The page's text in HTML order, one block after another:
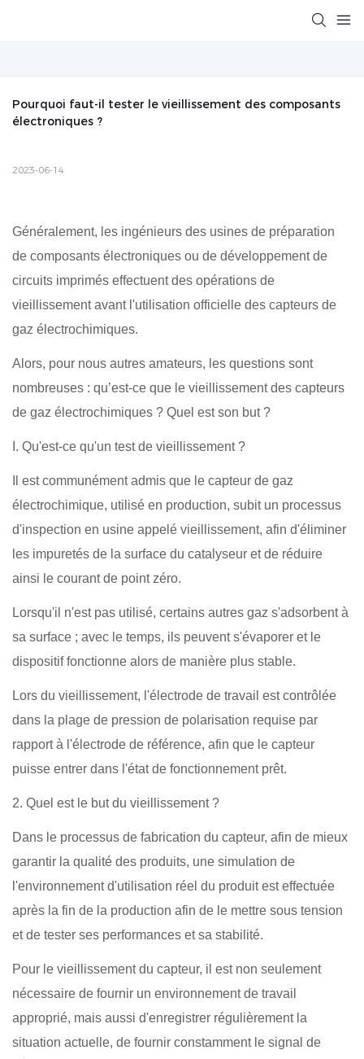
Pourquoi faut-il tester le vieillissement des composants
électroniques ?
2023-06-14
Généralement, les ingénieurs des usines de préparation
de composants électroniques ou de développement de
circuits imprimés effectuent des opérations de
vieillissement avant l'utilisation officielle des capteurs de
gaz électrochimiques.
Alors, pour nous autres amateurs, les questions sont
nombreuses : qu’est-ce que le vieillissement des capteurs
de gaz électrochimiques ? Quel est son but ?
I. Qu'est-ce qu'un test de vieillissement ?
Il est communément admis que le capteur de gaz
électrochimique, utilisé en production, subit un processus
d'inspection en usine appelé vieillissement, afin d'éliminer
les impuretés de la surface du catalyseur et de réduire
ainsi le courant de point zéro.
Lorsqu'il n'est pas utilisé, certains autres gaz s'adsorbent à
sa surface ; avec le temps, ils peuvent s'évaporer et le
dispositif fonctionne alors de manière plus stable.
Lors du vieillissement, l'électrode de travail est contrôlée
dans la plage de pression de polarisation requise par
rapport à l'électrode de référence, afin que le capteur
puisse entrer dans l'état de fonctionnement prêt.
2. Quel est le but du vieillissement ?
Dans le processus de fabrication du capteur, afin de mieux
garantir la qualité des produits, une simulation de
l'environnement d'utilisation réel du produit est effectuée
après la fin de la production afin de le mettre sous tension
et de tester ses performances et sa stabilité.
Pour le vieillissement du capteur, il est non seulement
nécessaire de fournir un environnement de travail
approprié, mais aussi d'enregistrer régulièrement la
situation actuelle, de fournir constamment le signal de